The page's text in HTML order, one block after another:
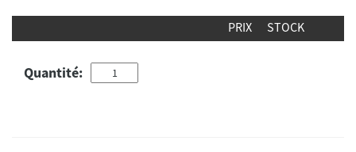
PRIX STOCK
Quantité: